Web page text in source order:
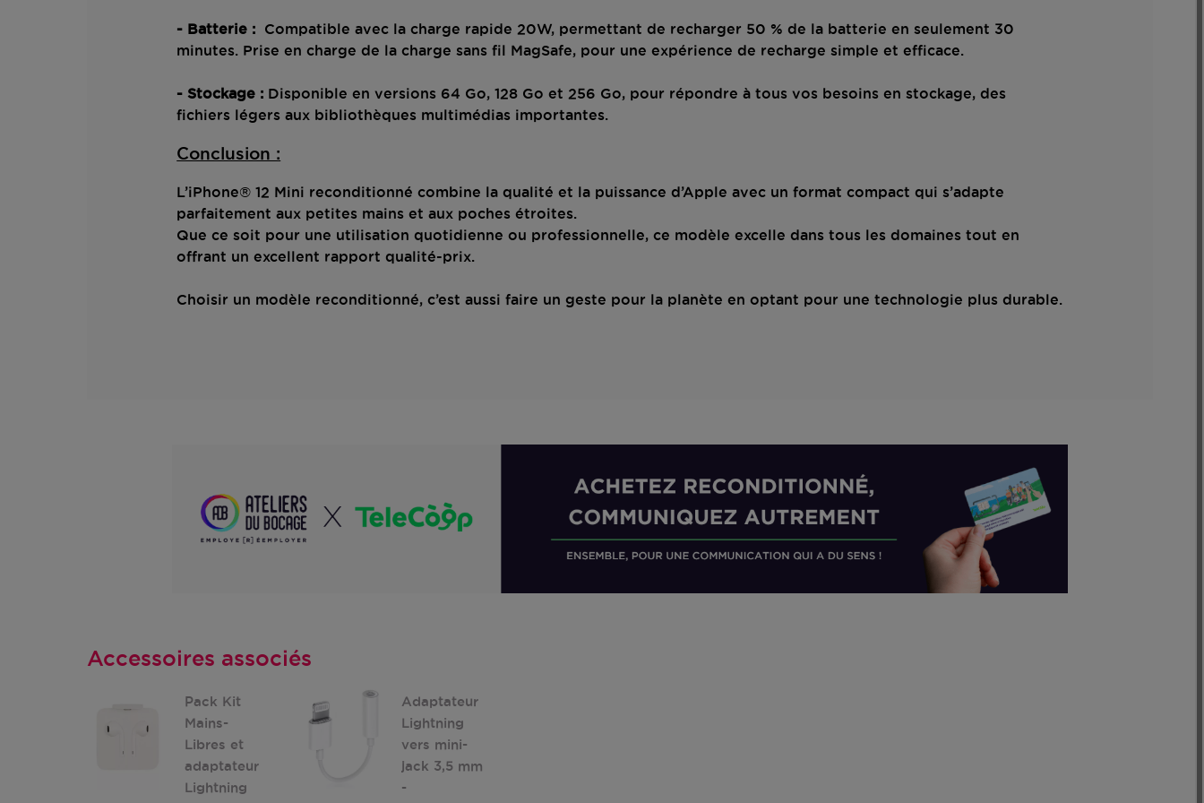
- Batterie : Compatible avec la charge rapide 20W, permettant de recharger 50 % de la batterie en seulement 30
minutes. Prise en charge de la charge sans fil MagSafe, pour une expérience de recharge simple et efficace.
- Stockage : Disponible en versions 64 Go, 128 Go et 256 Go, pour répondre à tous vos besoins en stockage, des
fichiers légers aux bibliothèques multimédias importantes.
Conclusion :
L’iPhone® 12 Mini reconditionné combine la qualité et la puissance d’Apple avec un format compact qui s’adapte
parfaitement aux petites mains et aux poches étroites.
Que ce soit pour une utilisation quotidienne ou professionnelle, ce modèle excelle dans tous les domaines tout en
offrant un excellent rapport qualité-prix.
Choisir un modèle reconditionné, c’est aussi faire un geste pour la planète en optant pour une technologie plus durable.
Accessoires associés
Pack Kit
Mains-
Libres et
adaptateur
Lightning
Adaptateur
Lightning
vers mini-
jack 3,5 mm
-